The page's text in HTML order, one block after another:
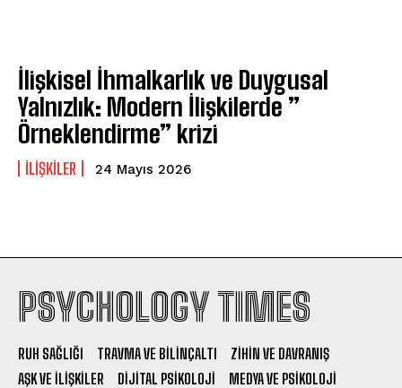
İlişkisel İhmalkarlık ve Duygusal
Yalnızlık: Modern İlişkilerde ”
Örneklendirme” krizi
İLIŞKILER 24 Mayıs 2026
PSYCHOLOGY TIMES
RUH SAĞLIĞI TRAVMA VE BILINÇALTI
ZIHIN VE DAVRANIŞ
AŞK VE İLIŞKILER
DIJITAL PSIKOLOJI
MEDYA VE PSIKOLOJI